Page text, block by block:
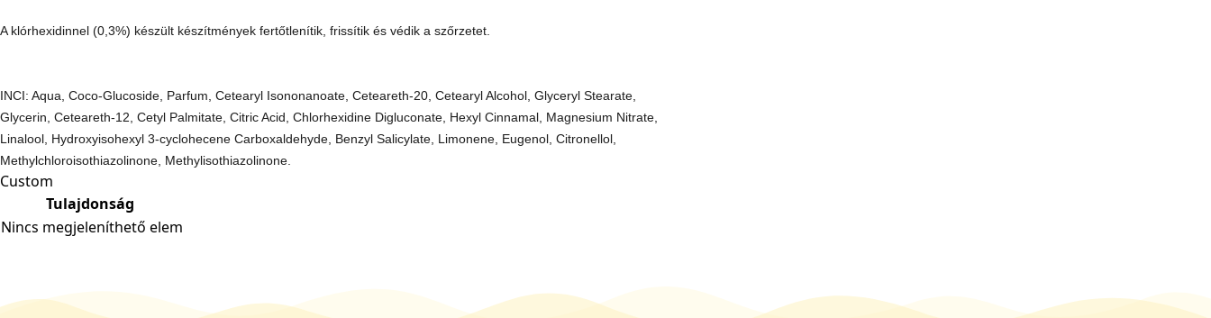
A klórhexidinnel (0,3%) készült készítmények fertőtlenítik, frissítik és védik a szőrzetet.
INCI: Aqua, Coco-Glucoside, Parfum, Cetearyl Isononanoate, Ceteareth-20, Cetearyl Alcohol, Glyceryl Stearate,
Glycerin, Ceteareth-12, Cetyl Palmitate, Citric Acid, Chlorhexidine Digluconate, Hexyl Cinnamal, Magnesium Nitrate,
Linalool, Hydroxyisohexyl 3-cyclohecene Carboxaldehyde, Benzyl Salicylate, Limonene, Eugenol, Citronellol,
Methylchloroisothiazolinone, Methylisothiazolinone.
Custom
Tulajdonság
Nincs megjeleníthető elem